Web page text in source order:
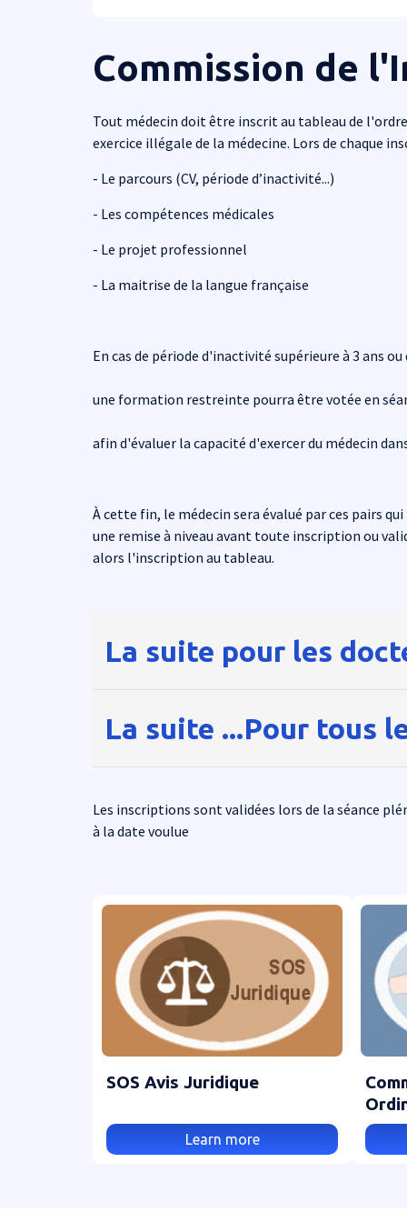
Commission de
Tout médecin doit être inscrit au tableau de
exercice illégale de la médecine. Lors de chaque
- Le parcours (CV, période d’inactivité...)
- Les compétences médicales
- Le projet professionnel
- La maitrise de la langue française
En cas de période d'inactivité supérieure à 3 ans
une formation restreinte pourra être votée en
afin d'évaluer la capacité d'exercer du médecin
À cette fin, le médecin sera évalué par ces pairs
une remise à niveau avant toute inscription ou
alors l'inscription au tableau.
La suite pour les
La suite ...Pour tous
Les inscriptions sont validées lors de la séance
à la date voulue
SOS Avis Juridique
Learn more